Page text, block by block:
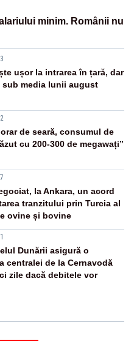
minim. Românii nu
ușor la intrarea în țară, dar
sub media lunii august
de seară, consumul de
cu 200-300 de megawați”
la Ankara, un acord
tranzitului prin Turcia al
ovine și bovine
Dunării asigură o
centralei de la Cernavodă
zile dacă debitele vor